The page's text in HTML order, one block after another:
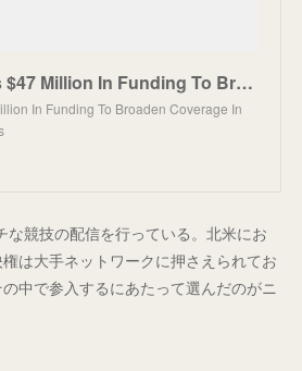
FloSports Closes $47 Million In Funding To Broaden Coverage In New And Existing Sports
In Funding To Broaden Coverage In
な競技の配信を行っている。北米にお
は大手ネットワークに押さえられてお
中で参入するにあたって選んだのがニ